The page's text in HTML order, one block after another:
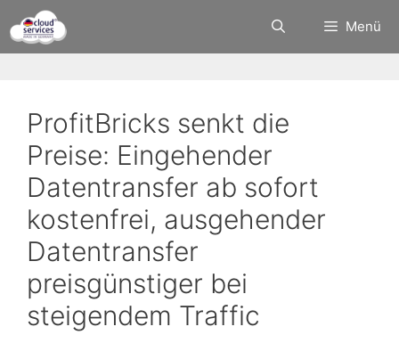
Inhalt
springen
Menü
ProfitBricks senkt die
Preise: Eingehender
Datentransfer ab sofort
kostenfrei, ausgehender
Datentransfer
preisgünstiger bei
steigendem Traffic